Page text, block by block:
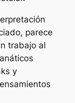
parece
trabajo al
y